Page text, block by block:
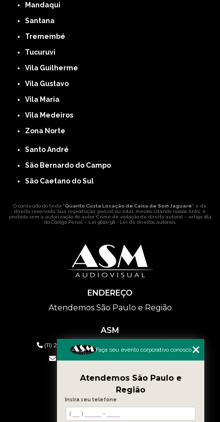
Mandaqui
Santana
Tremembé
Tucuruvi
Vila Guilherme
Vila Gustavo
Vila Maria
Vila Medeiros
Zona Norte
Santo André
São Bernardo do Campo
São Caetano do Sul
O conteúdo do texto "Quanto Custa Locação de Caixa de Som Jaguaré" é de
direito reservado. Sua reprodução, parcial ou total, mesmo citando nossos links, é
proibida sem a autorização do autor. Crime de violação de direito autoral – artigo 184
do Código Penal – Lei 9610/98 - Lei de direitos autorais.
ENDEREÇO
Atendemos São Paulo e Região
ASM
(11) 2626-2019 (11) 99577-9954
eventos@asmaudiovisual.com.br
MENU
HOME
QUEM SOMOS
SERVIÇOS
Faça seu evento corporativo conosco
Atendemos São Paulo e
Região
Insira seu telefone